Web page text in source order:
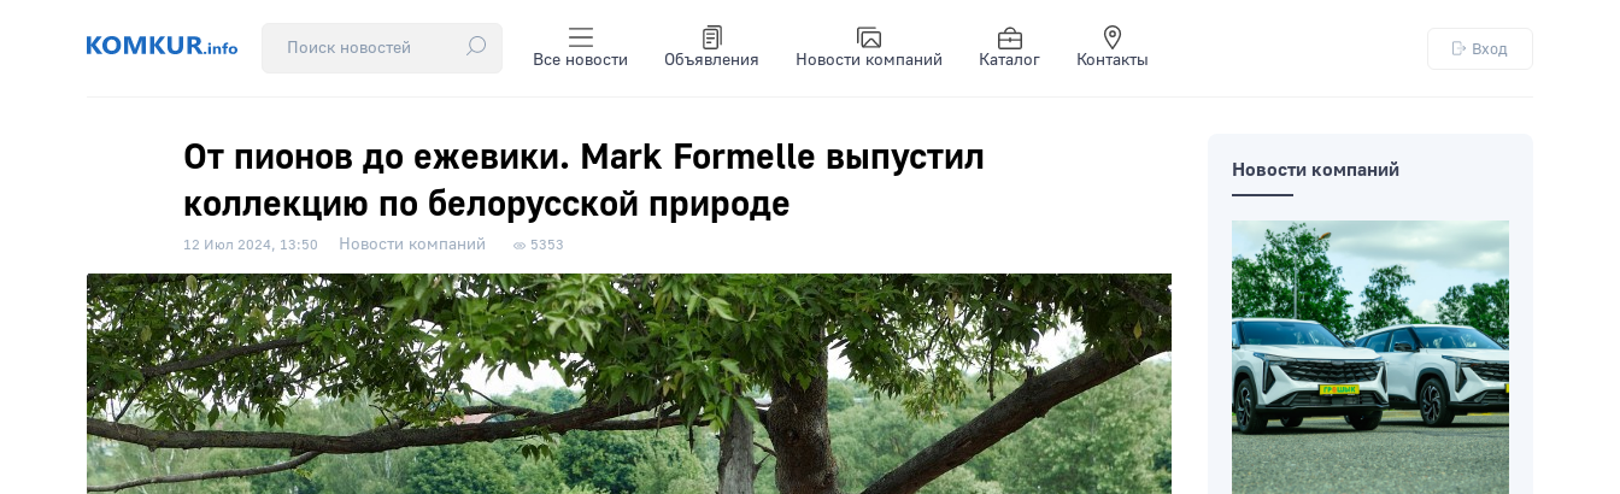
Все новости Объявления Новости компаний Каталог Контакты
Вход
От пионов до ежевики. Mark Formelle выпустил
коллекцию по белорусской природе
12 Июл 2024, 13:50 Новости компаний 5353
Новости компаний